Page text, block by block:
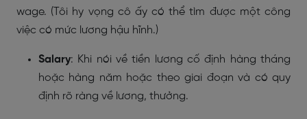
wage. (Tôi hy vọng cô ấy có thể tìm được một công
việc có mức lương hậu hĩnh.)
Salary: Khi nói về tiền lương cố định hàng tháng
hoặc hàng năm hoặc theo giai đoạn và có quy
định rõ ràng về lương, thưởng.